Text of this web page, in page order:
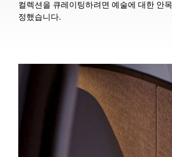
컬렉션을 큐레이팅하려면 예술에 대한 안
정했습니다.